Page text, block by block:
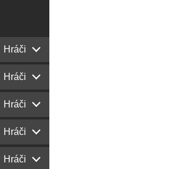
Hráči
Hráči
Hráči
Hráči
Hráči